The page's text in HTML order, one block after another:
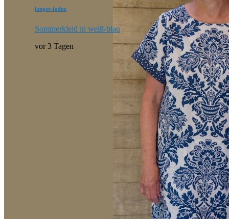
langer-faden
Sommerkleid in weiß-blau
vor 3 Tagen